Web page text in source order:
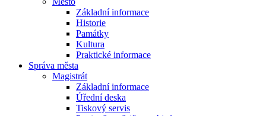
Základní informace
Historie
Památky
Kultura
Praktické informace
Správa města
Magistrát
Základní informace
Úřední deska
Tiskový servis